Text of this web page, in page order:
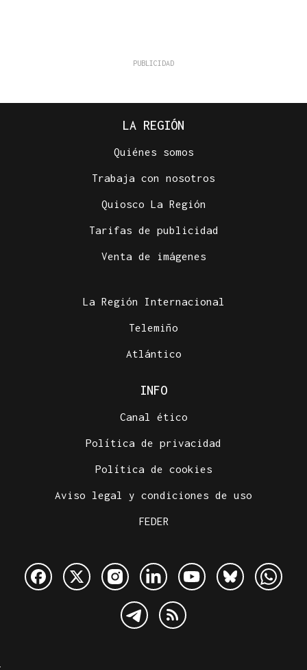
LA REGIÓN
Quiénes somos
Trabaja con nosotros
Quiosco La Región
Tarifas de publicidad
Venta de imágenes
La Región Internacional
Telemiño
Atlántico
INFO
Canal ético
Política de privacidad
Política de cookies
Aviso legal y condiciones de uso
FEDER